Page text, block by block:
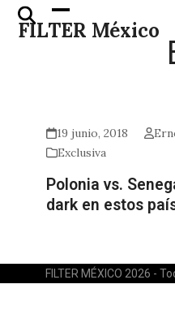
Skip
FILTER México
Open
mobile
Close
mobile
19 junio, 2018
Exclusiva
Polonia vs.
dark en estos
FILTER MÉXICO 2026 -